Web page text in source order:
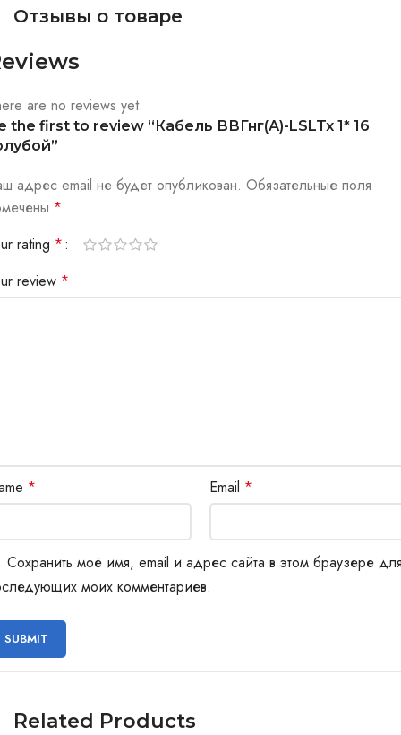
Отзывы о товаре
are no reviews yet.
the first to review “Кабель ВВГнг(А)-LSLTx 1* 16
адрес email не будет опубликован. Обязательные поля
*
rating *
review *
* Email *
Сохранить моё имя, email и адрес сайта в этом браузере
моих комментариев.
Related Products